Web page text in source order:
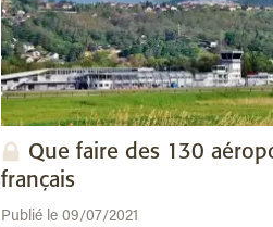
Que faire des 130
français
Publié le 09/07/2021